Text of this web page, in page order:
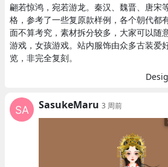
翩若惊鸿，宛若游龙。秦汉、魏晋、唐宋
格，参考了一些复原款样例，各个朝代都
面不算考究，素材拆分较多，大家可以随
游戏，女孩游戏。站内服饰由众多古装爱
览，非完全复刻。
SasukeMaru 3 周前